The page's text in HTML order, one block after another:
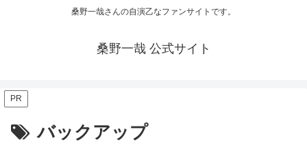
桑野一哉さんの自演乙なファンサイトです。
桑野一哉 公式サイト
PR
バックアップ